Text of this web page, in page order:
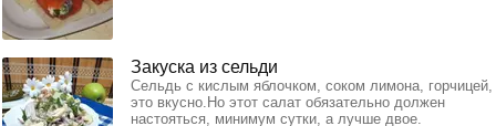
Закуска из сельди
Сельдь с кислым яблочком, соком лимона, горчицей,
это вкусно.Но этот салат обязательно должен
настояться, минимум сутки, а лучше двое.